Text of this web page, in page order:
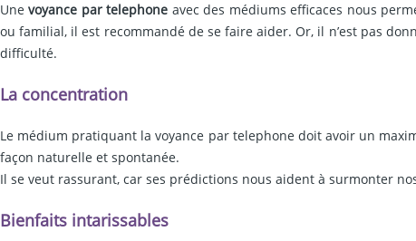
Unevoyance par telephone avec des médiums efficaces nous
ou familial, il est recommandé de se faire aider. Or, il n’est pas
difficulté.
La concentration
Le médium pratiquant la voyance par telephone doit avoir un
façon naturelle et spontanée.
Il se veut rassurant, car ses prédictions nous aident à surmonter
Bienfaits intarissables